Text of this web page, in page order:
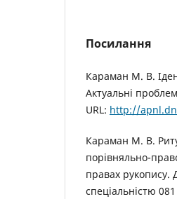
Посилання
Караман М. В.
Актуальні
URL: http://
Караман М. В.
порівняльно-
правах рукопису.
спеціальністю